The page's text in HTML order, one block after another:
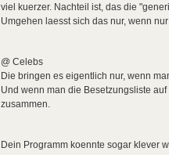
viel kuerzer. Nachteil ist, das die
Umgehen laesst sich das nur, wenn
@ Celebs
Die bringen es eigentlich nur, wenn
Und wenn man die Besetzungsliste
zusammen.
Dein Programm koennte sogar klever